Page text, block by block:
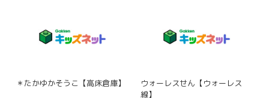
＊たかゆかそうこ【高床倉庫】
ウォーレスせん【ウォーレス
線】